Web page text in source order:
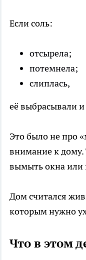
Если соль:
отсырела;
потемнела;
слиплась,
её выбрасывали
Это было не про
внимание к дому.
вымыть окна или
Дом считался
которым нужно
Что в этом